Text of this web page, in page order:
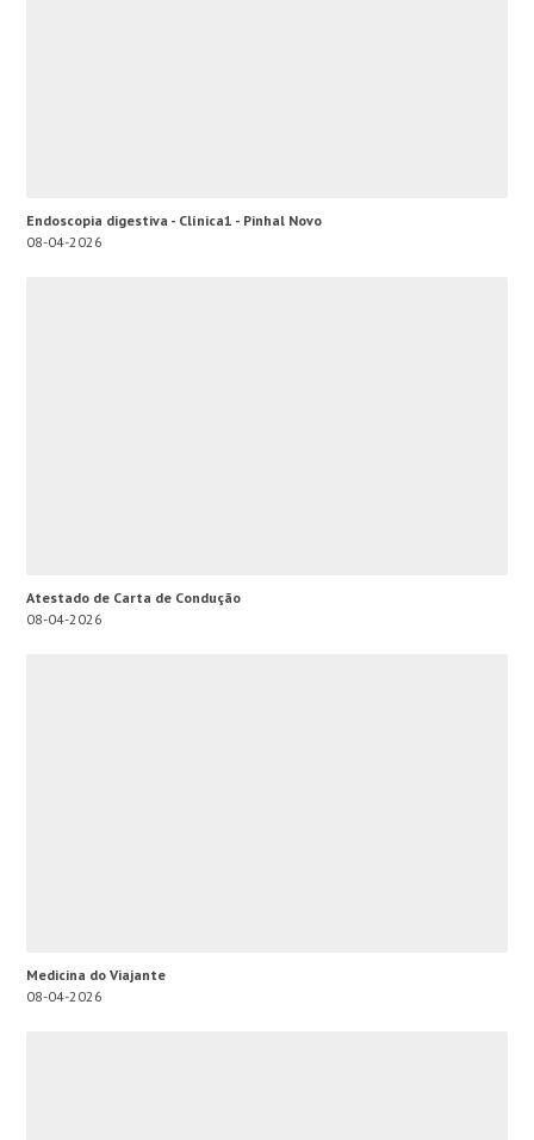
Endoscopia digestiva - Clínica1 - Pinhal Novo
08-04-2026
Atestado de Carta de Condução
08-04-2026
Medicina do Viajante
08-04-2026